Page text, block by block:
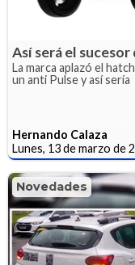
Así será el
La marca aplazó el
un anti Pulse y así sería
Hernando Calaza
Lunes, 13 de marzo de
Novedades